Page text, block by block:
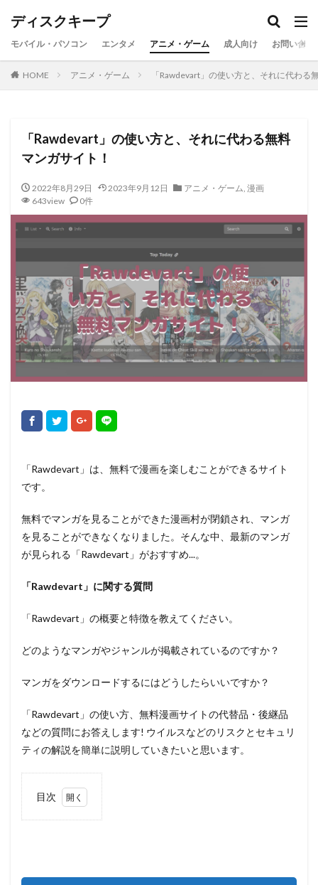
ディスクキープ
モバイル・パソコン エンタメ アニメ・ゲーム 成人向け お問い合わ
HOME アニメ・ゲーム 「Rawdevart」の使い方と、それに代わる
「Rawdevart」の使い方と、それに代わる無料
マンガサイト！
2022年8月29日 2023年9月12日 アニメ・ゲーム, 漫画
643view
0件
「Rawdevart」は、無料で漫画を楽しむことができるサイト
です。
無料でマンガを見ることができた漫画村が閉鎖され、マンガ
を見ることができなくなりました。そんな中、最新のマンガ
が見られる「Rawdevart」がおすすめ...。
「Rawdevart」に関する質問
「Rawdevart」の概要と特徴を教えてください。
どのようなマンガやジャンルが掲載されているのですか？
マンガをダウンロードするにはどうしたらいいですか？
「Rawdevart」の使い方、無料漫画サイトの代替品・後継品
などの質問にお答えします! ウイルスなどのリスクとセキュリ
ティの解説を簡単に説明していきたいと思います。
目次
「Rawdevart」